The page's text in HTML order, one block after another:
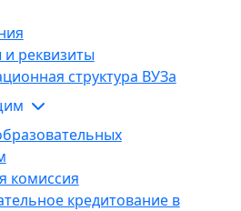
и реквизиты
структура ВУЗа
комиссия
кредитование в